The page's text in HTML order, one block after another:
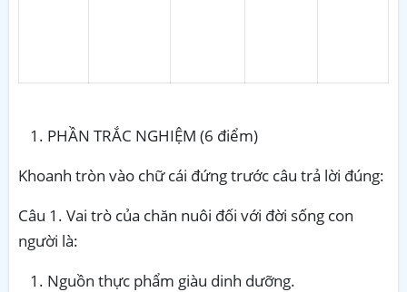
PHẦN TRẮC NGHIỆM (6 điểm)
Khoanh tròn vào chữ cái đứng trước câu trả lời đúng:
Câu 1. Vai trò của chăn nuôi đối với đời sống con
người là:
Nguồn thực phẩm giàu dinh dưỡng.